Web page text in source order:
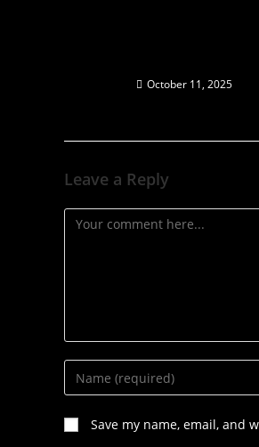
October 11, 2025
Leave a Reply
Save my name, email, and